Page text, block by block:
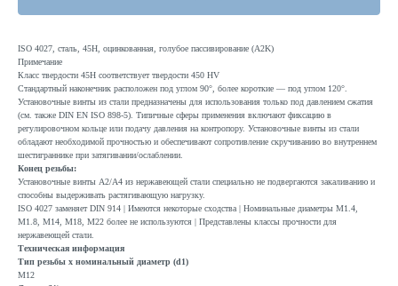
ISO 4027, сталь, 45H, оцинкованная, голубое пассивирование (A2K)
Примечание
Класс твердости 45H соответствует твердости 450 HV
Стандартный наконечник расположен под углом 90°, более короткие — под углом 120°.
Установочные винты из стали предназначены для использования только под давлением сжатия
(см. также DIN EN ISO 898-5). Типичные сферы применения включают фиксацию в
регулировочном кольце или подачу давления на контропору. Установочные винты из стали
обладают необходимой прочностью и обеспечивают сопротивление скручиванию во внутреннем
шестиграннике при затягивании/ослаблении.
Конец резьбы:
Установочные винты A2/A4 из нержавеющей стали специально не подвергаются закаливанию и
способны выдерживать растягивающую нагрузку.
ISO 4027 заменяет DIN 914 | Имеются некоторые сходства | Номинальные диаметры M1.4,
M1.8, M14, M18, M22 более не используются | Представлены классы прочности для
нержавеющей стали.
Техническая информация
Тип резьбы x номинальный диаметр (d1)
M12